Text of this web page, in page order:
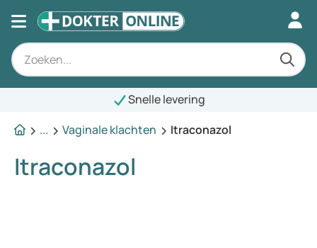
Snelle levering
...
Vaginale klachten Itraconazol
Itraconazol